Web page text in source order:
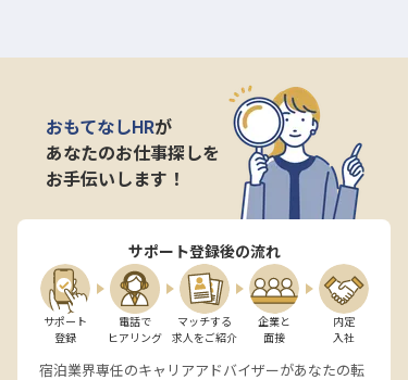
無料 転職サポートに申し込む
採用をお考えの企業様へ
おもてなしHRが
あなたのお仕事探しを
お手伝いします！
サポート登録後の流れ
サポート
登録
電話で
ヒアリング
マッチする
求人をご紹介
企業と
面接
内定
入社
宿泊業界専任のキャリアアドバイザーがあなたの転